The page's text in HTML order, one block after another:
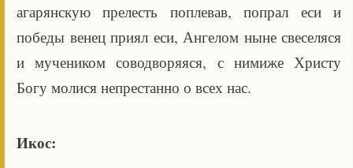
агарянскую прелесть поплевав, попрал еси и
победы венец приял еси, Ангелом ныне свеселяся
и мучеником соводворяяся, с нимиже Христу
Богу молися непрестанно о всех нас.
Икос: